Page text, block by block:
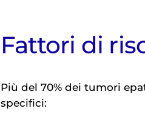
Fattori di
Più del 70% dei tumori
specifici: